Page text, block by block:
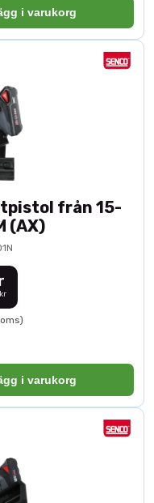
i varukorg
från 15-
(AX)
i varukorg